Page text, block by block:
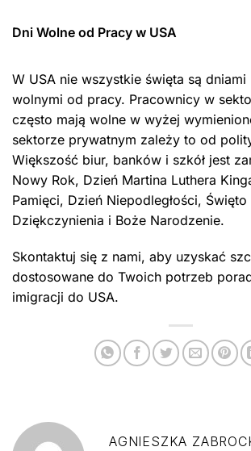
Dni Wolne od Pracy w USA
W USA nie wszystkie święta są dniami
wolnymi od pracy. Pracownicy w
często mają wolne w wyżej
sektorze prywatnym zależy to od
Większość biur, banków i szkół jest
Nowy Rok, Dzień Martina Luthera
Pamięci, Dzień Niepodległości,
Dziękczynienia i Boże Narodzenie.
Skontaktuj się z nami, aby uzyskać
dostosowane do Twoich potrzeb
imigracji do USA.
AGNIESZKA